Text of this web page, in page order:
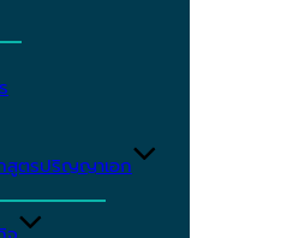
สูตรปริญญาเอก